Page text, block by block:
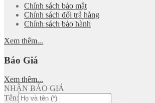
Chính sách bảo mật
Chính sách đổi trả hàng
Chính sách bảo hành
Xem thêm...
Báo Giá
Xem thêm...
NHẬN BÁO GIÁ
Tên: